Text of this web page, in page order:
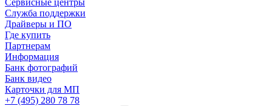
Сервисные центры
Служба поддержки
Драйверы и ПО
Где купить
Партнерам
Информация
Банк фотографий
Банк видео
Карточки для МП
+7 (495) 280 78 78